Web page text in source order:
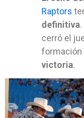
Raptors
definitiva
cerró el
formación
victoria.